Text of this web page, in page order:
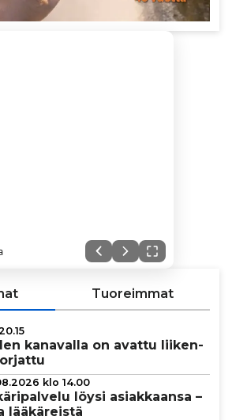
Tuoreimmat
kanavalla on avattu lii­ken­
klo 14.00
löysi asi­ak­kaansa –
lää­kä­reistä